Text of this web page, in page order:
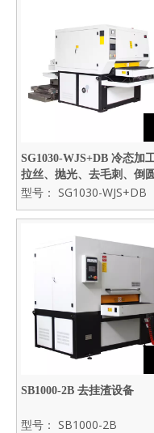
SG1030-WJS+DB 冷态加
拉丝、抛光、去毛刺、倒
一体机
型号： SG1030-WJS+DB
SB1000-2B 去挂渣设备
型号： SB1000-2B